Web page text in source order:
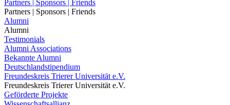
Partners | Sponsors | Friends
Partners | Sponsors | Friends
Alumni
Alumni
Testimonials
Alumni Associations
Bekannte Alumni
Deutschlandstipendium
Freundeskreis Trierer Universität e.V.
Freundeskreis Trierer Universität e.V.
Geförderte Projekte